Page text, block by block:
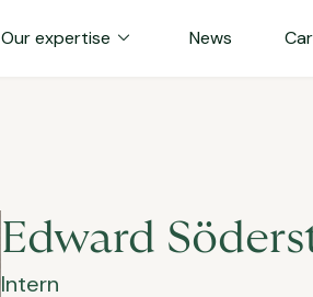
Our expertise expand_more News
Edward
Intern